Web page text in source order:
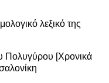
λεξικό της
Πολυγύρου [Χρονικά